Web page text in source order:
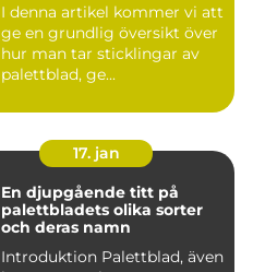
I denna artikel kommer vi att
ge en grundlig översikt över
hur man tar sticklingar av
palettblad, ge...
17. jan
En djupgående titt på
palettbladets olika sorter
och deras namn
Introduktion Palettblad, även